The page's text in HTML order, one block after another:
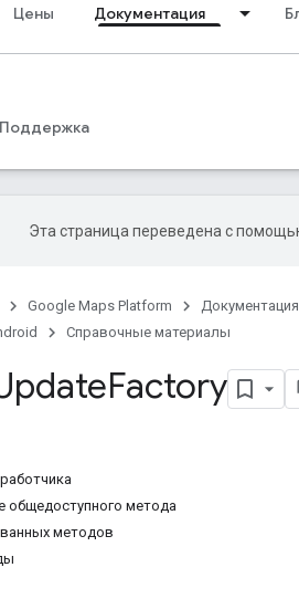
Цены Документация
Поддержка
Эта страница переведена с
Google Maps Platform Документация
Справочные материалы
Factory
общедоступного метода
методов